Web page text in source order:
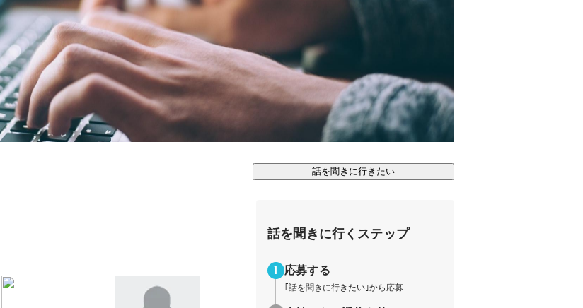
話を聞きに行きたい
話を聞きに行くステップ
応募する
｢話を聞きに行きたい｣から応募